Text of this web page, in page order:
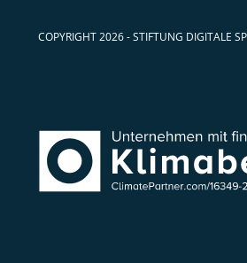
COPYRIGHT 2026 - STIFTUNG DIGITALE